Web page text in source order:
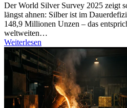
Der World Silver Survey 2025 zeigt
längst ahnen: Silber ist im
148,9 Millionen Unzen – das
weltweiten…
Weiterlesen